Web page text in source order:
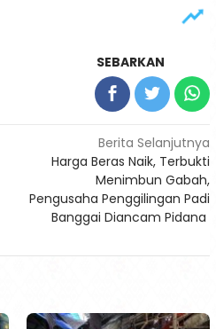
SEBARKAN
Berita Selanjutnya
Harga Beras Naik, Terbukti
Menimbun Gabah,
Pengusaha Penggilingan Padi
Banggai Diancam Pidana